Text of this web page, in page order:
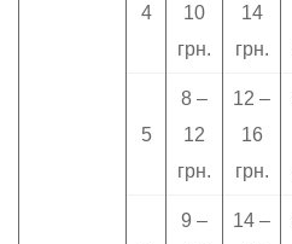
4
10
грн.
14
грн.
5
8 –
12
грн.
12 –
16
грн.
9 –
14 –